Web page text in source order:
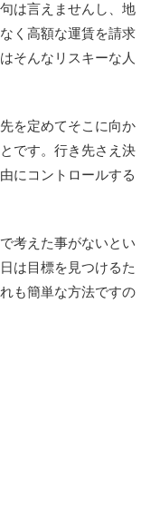
は言えませんし、地
く高額な運賃を請求
そんなリスキーな人
を定めてそこに向か
です。行き先さえ決
にコントロールする
考えた事がないとい
は目標を見つけるた
も簡単な方法ですの